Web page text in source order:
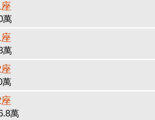
萬
萬
萬
萬